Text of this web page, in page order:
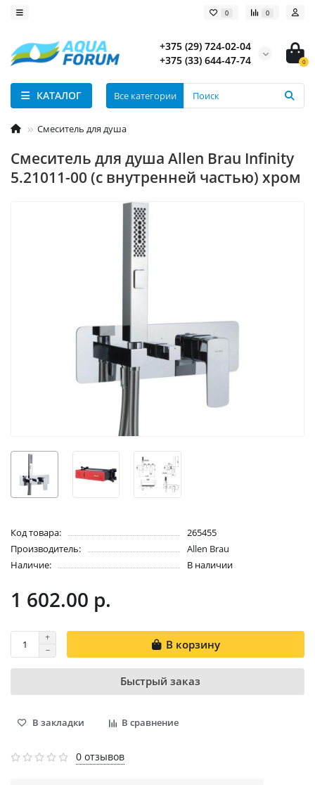
0 0
+375 (29) 724-02-04
+375 (33) 644-47-74
0
КАТАЛОГ Все категории
Смеситель для душа
Смеситель для душа Allen Brau Infinity
5.21011-00 (с внутренней частью) хром
Код товара:
265455
Производитель:
Allen Brau
Наличие:
В наличии
1 602.00 р.
В корзину
Быстрый заказ
В закладки В сравнение
0 отзывов